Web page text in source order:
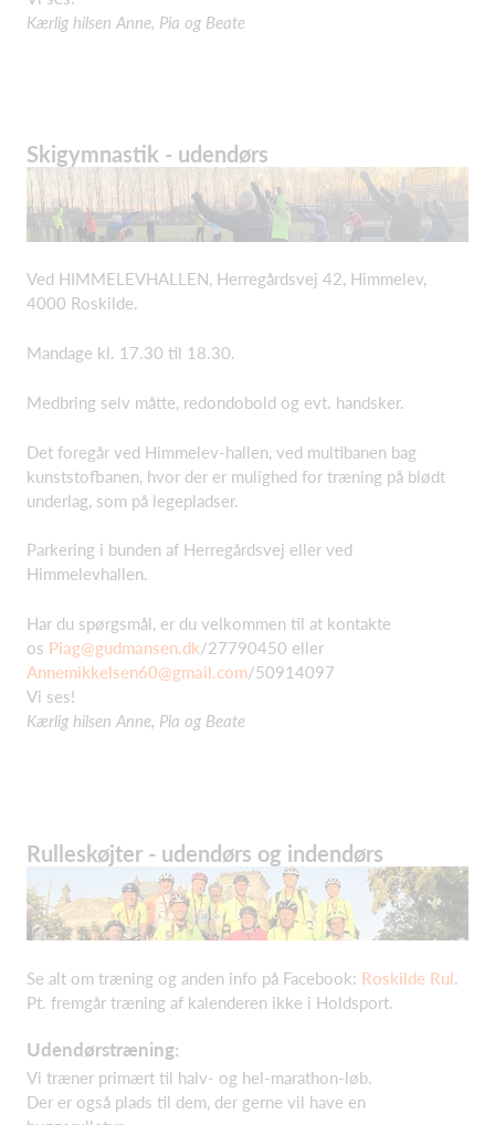
Kærlig hilsen Anne, Pia og Beate
Skigymnastik - udendørs
Ved HIMMELEVHALLEN, Herregårdsvej 42, Himmelev,
4000 Roskilde.
Mandage kl. 17.30 til 18.30.
Medbring selv måtte, redondobold og evt. handsker.
Det foregår ved Himmelev-hallen, ved multibanen bag
kunststofbanen, hvor der er mulighed for træning på blødt
underlag, som på legepladser.
Parkering i bunden af Herregårdsvej eller ved
Himmelevhallen.
Har du spørgsmål, er du velkommen til at kontakte
os Piag@gudmansen.dk/27790450 eller
Annemikkelsen60@gmail.com/50914097
Vi ses!
Kærlig hilsen Anne, Pia og Beate
Rulleskøjter - udendørs og indendørs
Se alt om træning og anden info på Facebook: Roskilde Rul.
Pt. fremgår træning af kalenderen ikke i Holdsport.
Udendørstræning:
Vi træner primært til halv- og hel-marathon-løb.
Der er også plads til dem, der gerne vil have en